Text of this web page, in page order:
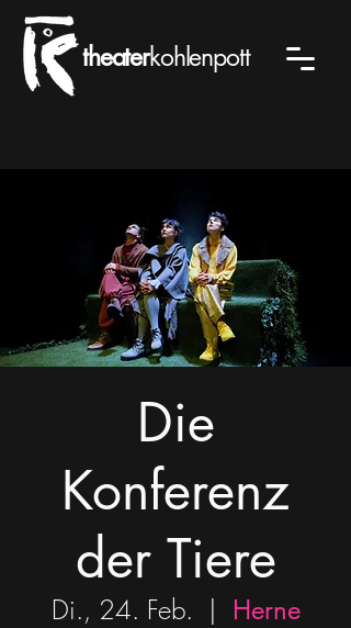
theaterkohlenpott
Die
Konferenz
der Tiere
Di., 24. Feb.
  |
Herne